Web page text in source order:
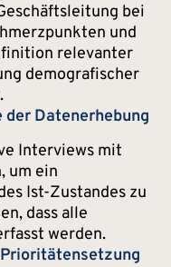
bei
und
relevanter
demografischer
der Datenerhebung
Interviews mit
um ein
Ist-Zustandes zu
dass alle
werden.